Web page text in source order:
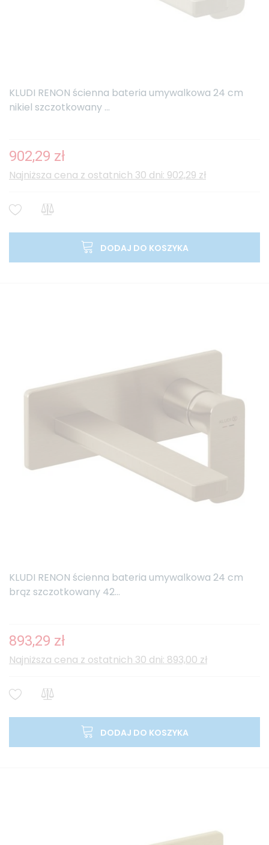
KLUDI RENON ścienna bateria umywalkowa 24 cm
nikiel szczotkowany ...
902,29 zł
Najniższa cena z ostatnich 30 dni: 902,29 zł
DODAJ DO KOSZYKA
KLUDI RENON ścienna bateria umywalkowa 24 cm
brąz szczotkowany 42...
893,29 zł
Najniższa cena z ostatnich 30 dni: 893,00 zł
DODAJ DO KOSZYKA